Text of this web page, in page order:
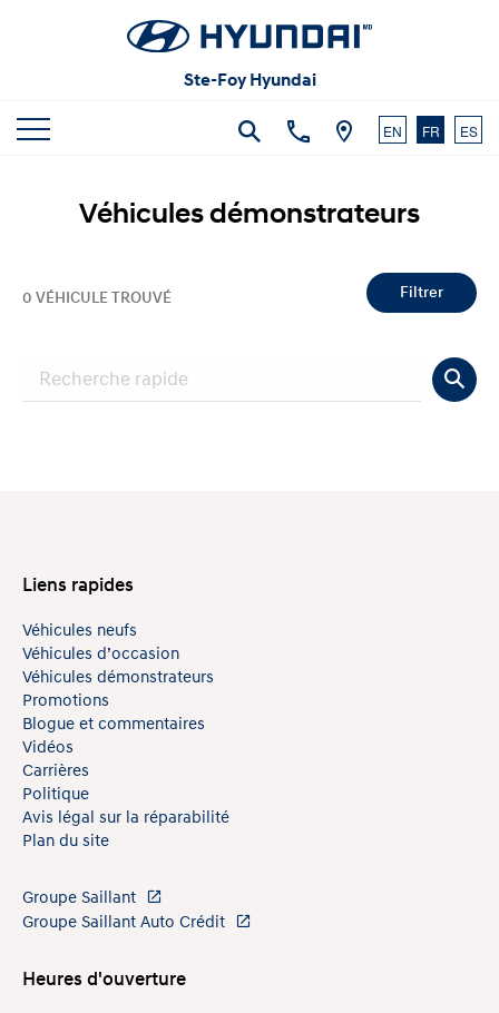
Ste-Foy Hyundai
EN FR ES
Véhicules démonstrateurs
0 VÉHICULE TROUVÉ Filtrer
Liens rapides
Véhicules neufs
Véhicules d’occasion
Véhicules démonstrateurs
Promotions
Blogue et commentaires
Vidéos
Carrières
Politique
Avis légal sur la réparabilité
Plan du site
Groupe Saillant
Groupe Saillant Auto Crédit
Heures d'ouverture